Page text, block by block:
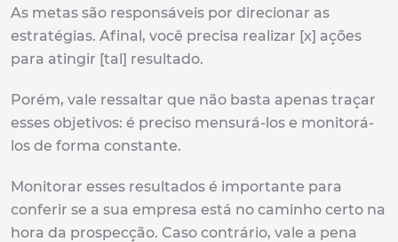
As metas são responsáveis por direcionar as
estratégias. Afinal, você precisa realizar [x] ações
para atingir [tal] resultado.
Porém, vale ressaltar que não basta apenas traçar
esses objetivos: é preciso mensurá-los e monitorá-
los de forma constante.
Monitorar esses resultados é importante para
conferir se a sua empresa está no caminho certo na
hora da prospecção. Caso contrário, vale a pena